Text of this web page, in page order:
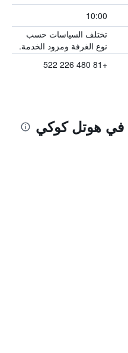
10:00
تختلف السياسات حسب
نوع الغرفة ومزود الخدمة.
+81 480 226 522
في هوتل كوكي